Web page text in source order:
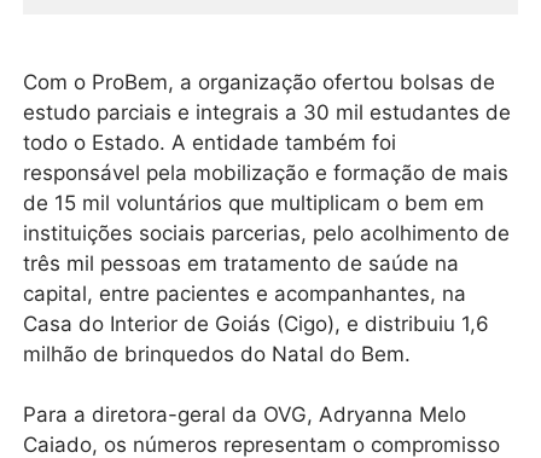
Com o ProBem, a organização ofertou bolsas de
estudo parciais e integrais a 30 mil estudantes de
todo o Estado. A entidade também foi
responsável pela mobilização e formação de mais
de 15 mil voluntários que multiplicam o bem em
instituições sociais parcerias, pelo acolhimento de
três mil pessoas em tratamento de saúde na
capital, entre pacientes e acompanhantes, na
Casa do Interior de Goiás (Cigo), e distribuiu 1,6
milhão de brinquedos do Natal do Bem.
Para a diretora-geral da OVG, Adryanna Melo
Caiado, os números representam o compromisso